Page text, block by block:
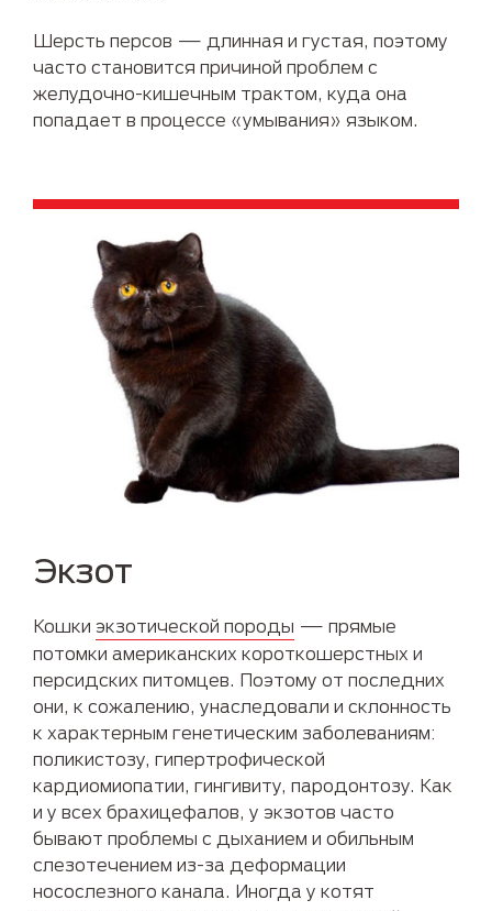
Шерсть персов — длинная и густая, поэтому
часто становится причиной проблем с
желудочно-кишечным трактом, куда она
попадает в процессе «умывания» языком.
Экзот
Кошки экзотической породы — прямые
потомки американских короткошерстных и
персидских питомцев. Поэтому от последних
они, к сожалению, унаследовали и склонность
к характерным генетическим заболеваниям:
поликистозу, гипертрофической
кардиомиопатии, гингивиту, пародонтозу. Как
и у всех брахицефалов, у экзотов часто
бывают проблемы с дыханием и обильным
слезотечением из-за деформации
носослезного канала. Иногда у котят